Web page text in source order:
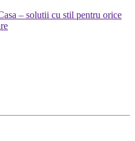
– solutii cu stil pentru orice